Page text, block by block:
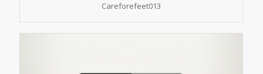
Careforefeet013